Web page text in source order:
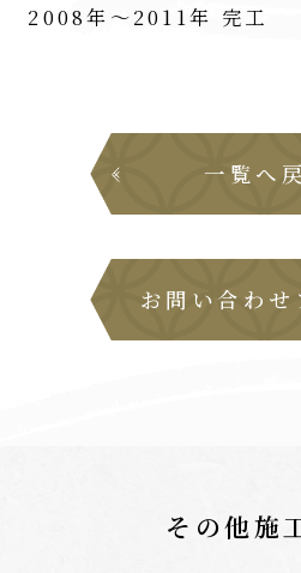
2008年～2011年 完工
一覧へ
お問い合わせ
その他施